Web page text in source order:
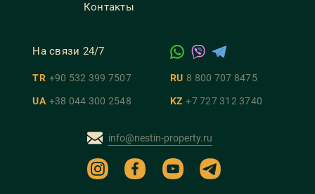
Контакты
На связи 24/7
TR +90 532 399 7507 RU 8 800 707 8475
UA +38 044 300 2548 KZ +7 727 312 3740
info@nestin-property.ru